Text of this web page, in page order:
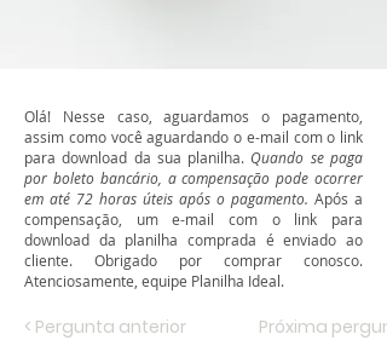
Olá! Nesse caso, aguardamos o pagamento,
assim como você aguardando o e-mail com o link
para download da sua planilha. Quando se paga
por boleto bancário, a compensação pode ocorrer
em até 72 horas úteis após o pagamento. Após a
compensação, um e-mail com o link para
download da planilha comprada é enviado ao
cliente. Obrigado por comprar conosco.
Atenciosamente, equipe Planilha Ideal.
< Pergunta anterior Próxima